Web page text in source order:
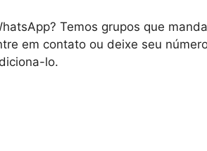
? Temos grupos que
em contato ou deixe seu
lo.